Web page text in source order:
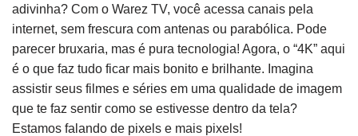
adivinha? Com o Warez TV, você acessa canais pela
internet, sem frescura com antenas ou parabólica. Pode
parecer bruxaria, mas é pura tecnologia! Agora, o “4K” aqui
é o que faz tudo ficar mais bonito e brilhante. Imagina
assistir seus filmes e séries em uma qualidade de imagem
que te faz sentir como se estivesse dentro da tela?
Estamos falando de pixels e mais pixels!